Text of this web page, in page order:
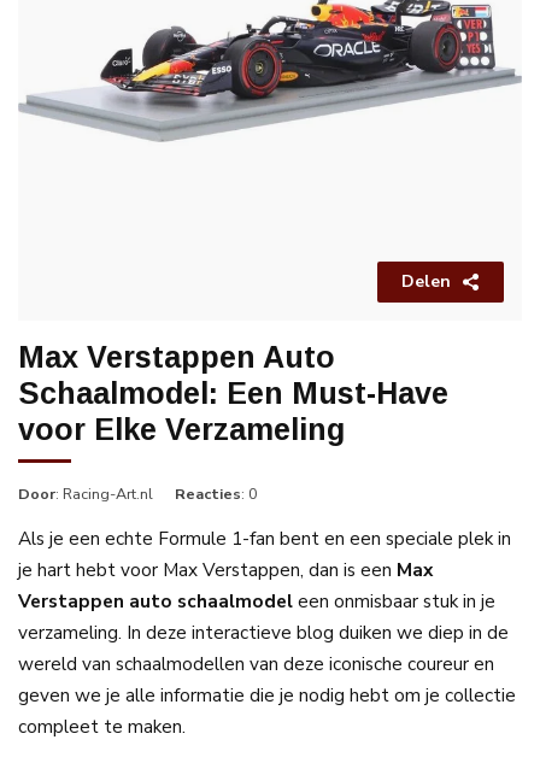
Delen
Max Verstappen Auto
Schaalmodel: Een Must-Have
voor Elke Verzameling
Door: Racing-Art.nl Reacties: 0
Als je een echte Formule 1-fan bent en een speciale plek in
je hart hebt voor Max Verstappen, dan is een Max
Verstappen auto schaalmodeleen onmisbaar stuk in je
verzameling. In deze interactieve blog duiken we diep in de
wereld van schaalmodellen van deze iconische coureur en
geven we je alle informatie die je nodig hebt om je collectie
compleet te maken.